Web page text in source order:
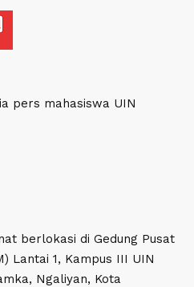
pers mahasiswa UIN
berlokasi di Gedung Pusat
Lantai 1, Kampus III UIN
Ngaliyan, Kota